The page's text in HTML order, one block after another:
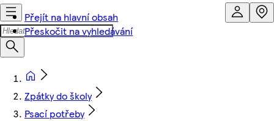
Přejít na hlavní obsah
Přeskočit na vyhledávání
Zpátky do školy
Psací potřeby